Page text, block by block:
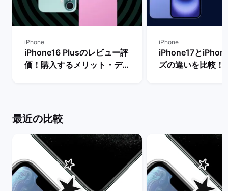
iPhone
iPhone16 Plusのレビュー評
価！購入するメリット・デメ
iPhone
iPhone17と
ズの違いを比較！
最近の比較